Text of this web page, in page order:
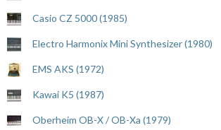
Casio CZ 5000 (1985)
Electro Harmonix Mini Synthesizer (1980)
EMS AKS (1972)
Kawai K5 (1987)
Oberheim OB-X / OB-Xa (1979)